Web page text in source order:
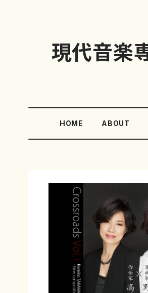
現代音楽
HOME ABOUT